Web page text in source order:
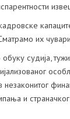
их
судија,
незаконитог
и